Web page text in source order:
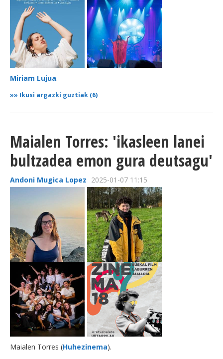
Miriam Lujua.
»» Ikusi argazki guztiak (6)
Maialen Torres: 'ikasleen lanei
bultzadea emon gura deutsagu'
Andoni Mugica Lopez 2025-01-07 11:15
Maialen Torres (Huhezinema).